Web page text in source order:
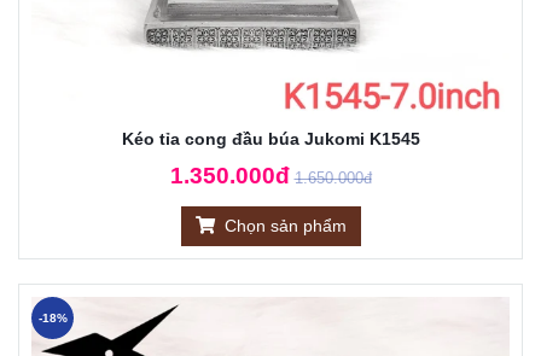
Kéo tỉa cong đầu búa Jukomi K1545
1.350.000đ 1.650.000đ
Chọn sản phẩm
-18%